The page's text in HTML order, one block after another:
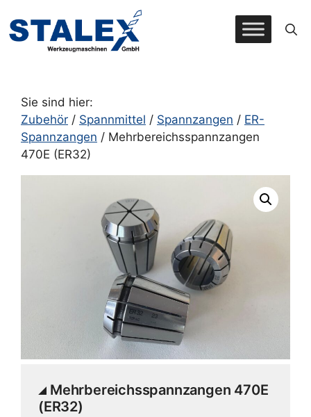
Inhalt
springen
Sie sind hier:
Zubehör / Spannmittel / Spannzangen / ER-
Spannzangen / Mehrbereichsspannzangen
470E (ER32)
Mehrbereichsspannzangen 470E
(ER32)